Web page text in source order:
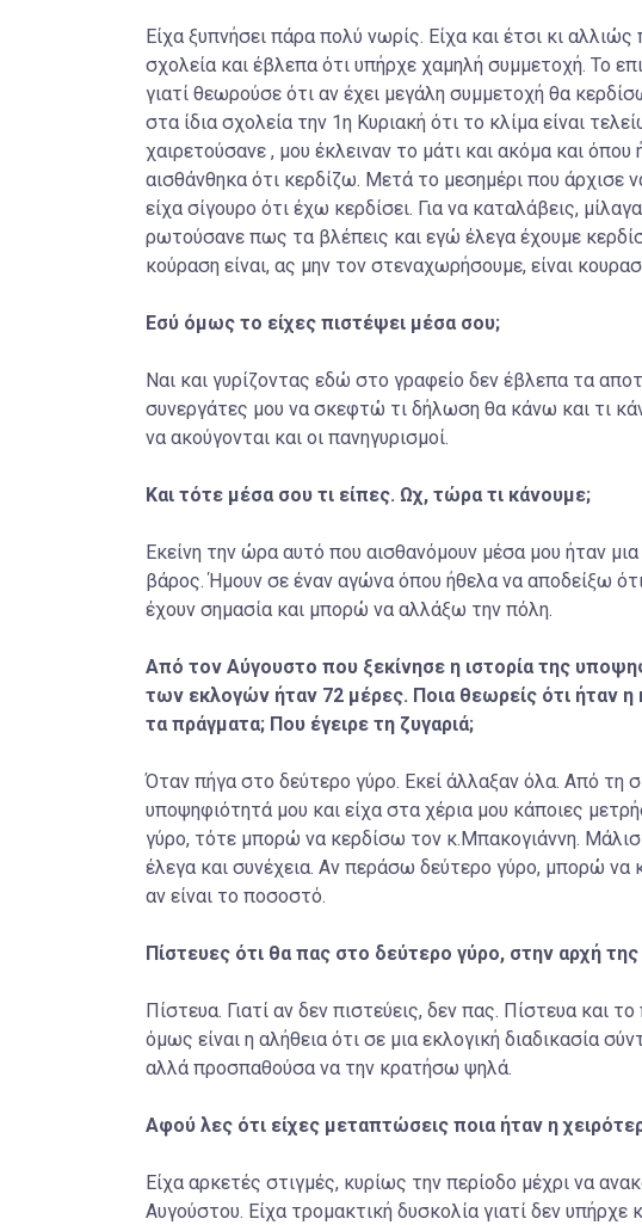
Είχα ξυπνήσει πάρα πολύ νωρίς. Είχα και έτσι κι
σχολεία και έβλεπα ότι υπήρχε χαμηλή συμμετοχή. Το
γιατί θεωρούσε ότι αν έχει μεγάλη συμμετοχή θα
στα ίδια σχολεία την 1η Κυριακή ότι το κλίμα είναι
χαιρετούσανε , μου έκλειναν το μάτι και ακόμα και όπου
αισθάνθηκα ότι κερδίζω. Μετά το μεσημέρι που άρχισε
είχα σίγουρο ότι έχω κερδίσει. Για να καταλάβεις,
ρωτούσανε πως τα βλέπεις και εγώ έλεγα έχουμε
κούραση είναι, ας μην τον στεναχωρήσουμε, είναι
Εσύ όμως το είχες πιστέψει μέσα σου;
Ναι και γυρίζοντας εδώ στο γραφείο δεν έβλεπα τα
συνεργάτες μου να σκεφτώ τι δήλωση θα κάνω και τι
να ακούγονται και οι πανηγυρισμοί.
Και τότε μέσα σου τι είπες. Ωχ, τώρα τι κάνουμε;
Εκείνη την ώρα αυτό που αισθανόμουν μέσα μου ήταν
βάρος. Ήμουν σε έναν αγώνα όπου ήθελα να αποδείξω
έχουν σημασία και μπορώ να αλλάξω την πόλη.
Από τον Αύγουστο που ξεκίνησε η ιστορία της
των εκλογών ήταν 72 μέρες. Ποια θεωρείς ότι ήταν
τα πράγματα; Που έγειρε τη ζυγαριά;
Όταν πήγα στο δεύτερο γύρο. Εκεί άλλαξαν όλα. Από τη
υποψηφιότητά μου και είχα στα χέρια μου κάποιες
γύρο, τότε μπορώ να κερδίσω τον κ.Μπακογιάννη.
έλεγα και συνέχεια. Αν περάσω δεύτερο γύρο, μπορώ να
αν είναι το ποσοστό.
Πίστευες ότι θα πας στο δεύτερο γύρο, στην αρχή
Πίστευα. Γιατί αν δεν πιστεύεις, δεν πας. Πίστευα και
όμως είναι η αλήθεια ότι σε μια εκλογική διαδικασία
αλλά προσπαθούσα να την κρατήσω ψηλά.
Αφού λες ότι είχες μεταπτώσεις ποια ήταν η
Είχα αρκετές στιγμές, κυρίως την περίοδο μέχρι να
Αυγούστου. Είχα τρομακτική δυσκολία γιατί δεν